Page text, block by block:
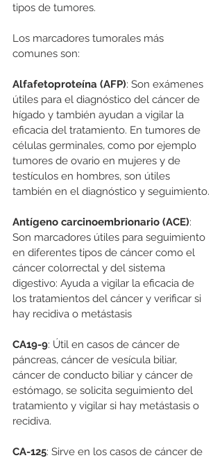
tipos de tumores.
Los marcadores tumorales más
comunes son:
Alfafetoproteína (AFP): Son exámenes
útiles para el diagnóstico del cáncer de
hígado y también ayudan a vigilar la
eficacia del tratamiento. En tumores de
células germinales, como por ejemplo
tumores de ovario en mujeres y de
testículos en hombres, son útiles
también en el diagnóstico y seguimiento.
Antígeno carcinoembrionario (ACE):
Son marcadores útiles para seguimiento
en diferentes tipos de cáncer como el
cáncer colorrectal y del sistema
digestivo: Ayuda a vigilar la eficacia de
los tratamientos del cáncer y verificar si
hay recidiva o metástasis
CA19-9: Útil en casos de cáncer de
páncreas, cáncer de vesícula biliar,
cáncer de conducto biliar y cáncer de
estómago, se solicita seguimiento del
tratamiento y vigilar si hay metástasis o
recidiva.
CA-125: Sirve en los casos de cáncer de